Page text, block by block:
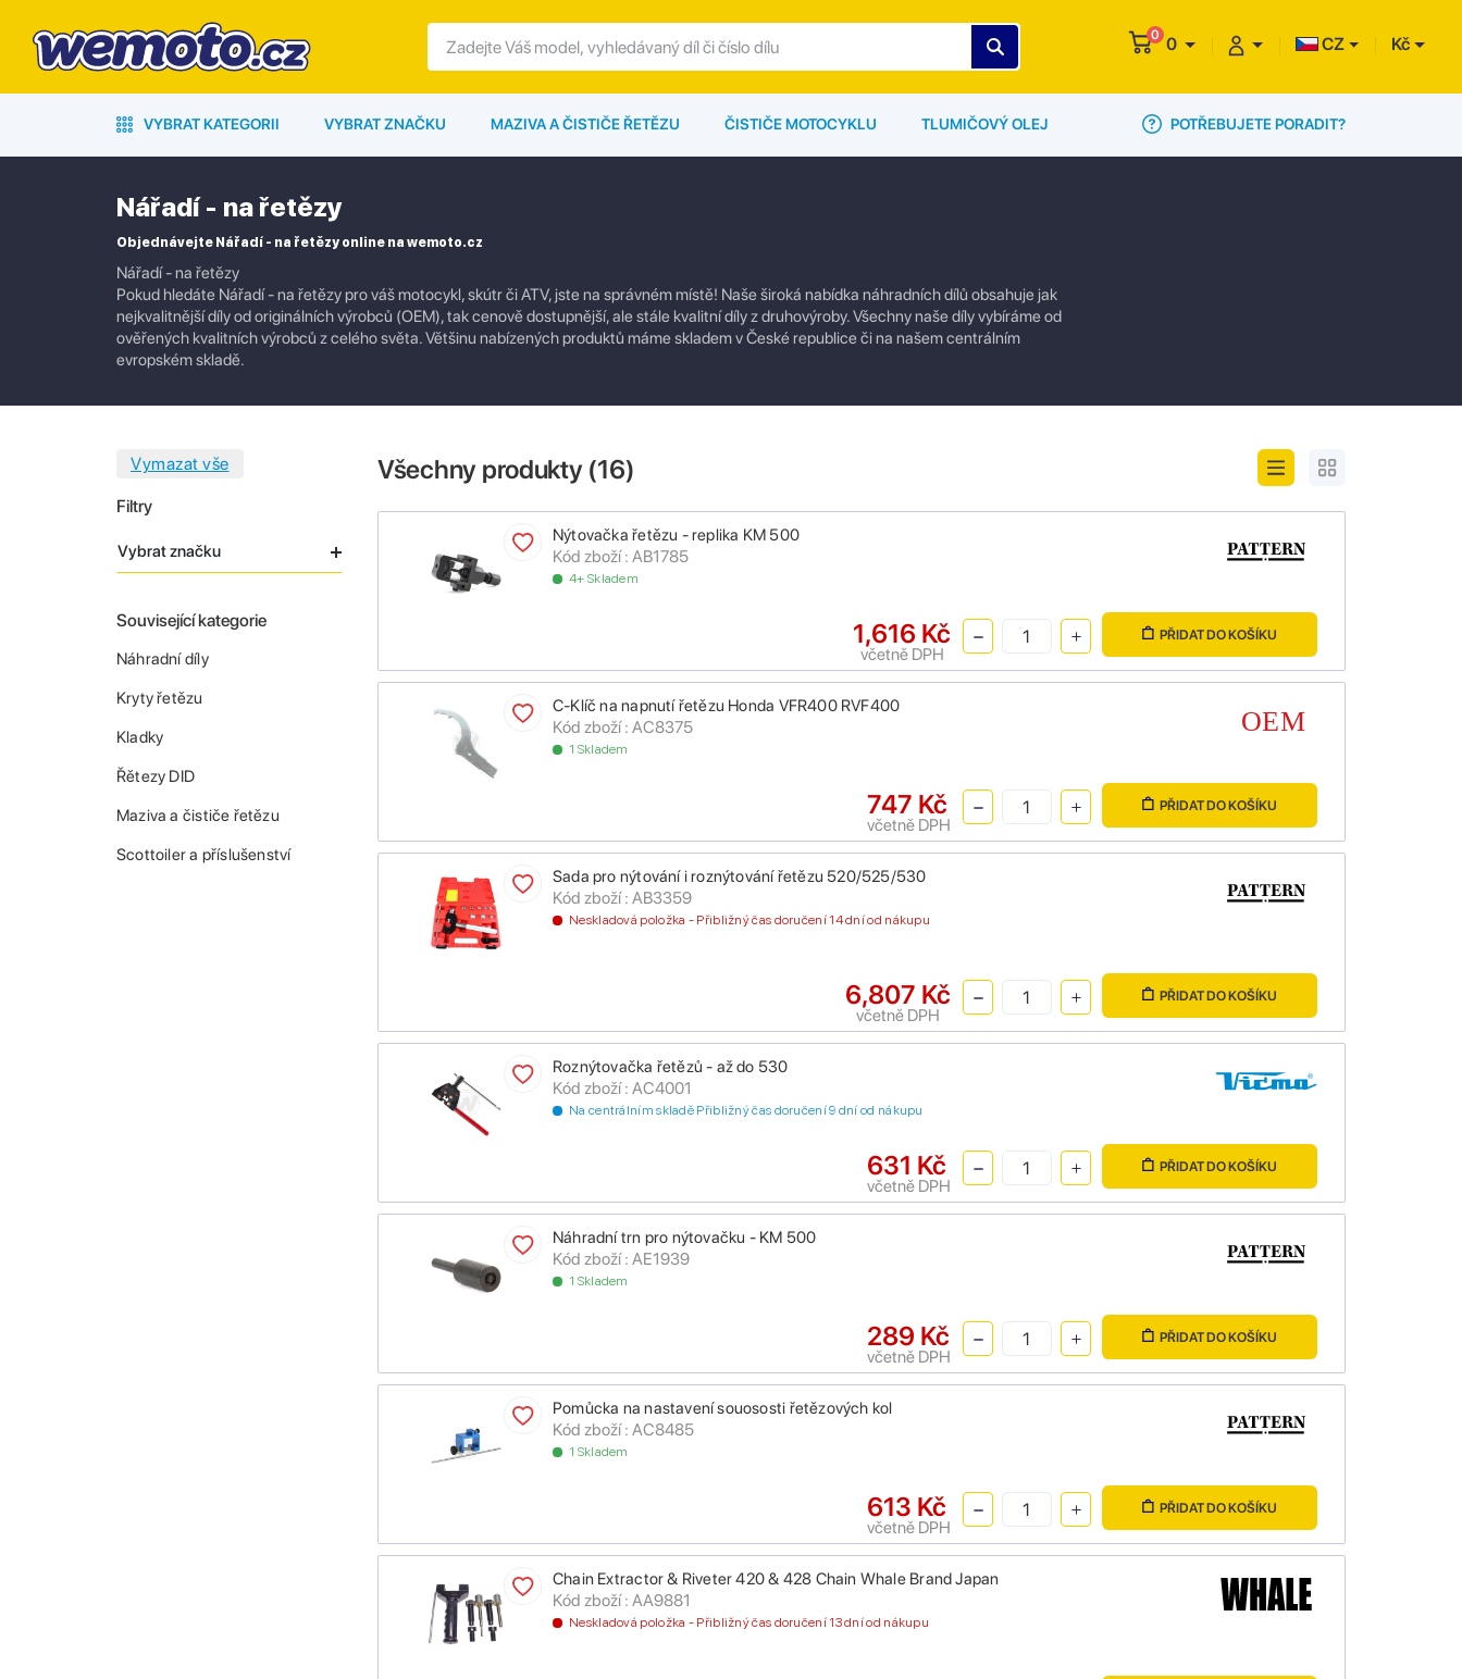
0 0 CZ Kč
VYBRAT KATEGORII VYBRAT ZNAČKU MAZIVA A ČISTIČE ŘETĚZU ČISTIČE MOTOCYKLU TLUMIČOVÝ OLEJ POTŘEBUJETE PORADIT?
Nářadí - na řetězy
Objednávejte Nářadí - na řetězy online na wemoto.cz
Nářadí - na řetězy
Pokud hledáte Nářadí - na řetězy pro váš motocykl, skútr či ATV, jste na správném místě! Naše široká nabídka náhradních dílů obsahuje jak
nejkvalitnější díly od originálních výrobců (OEM), tak cenově dostupnější, ale stále kvalitní díly z druhovýroby. Všechny naše díly vybíráme od
ověřených kvalitních výrobců z celého světa. Většinu nabízených produktů máme skladem v České republice či na našem centrálním
evropském skladě.
Filtry
Vybrat značku
Související kategorie
Náhradní díly
Kryty řetězu
Kladky
Řětezy DID
Maziva a čističe řetězu
Scottoiler a příslušenství
Všechny produkty (16)
Nýtovačka řetězu - replika KM 500
Kód zboží : AB1785
4+ Skladem
1,616 Kč
včetně DPH
PŘIDAT DO KOŠÍKU
C-Klíč na napnutí řetězu Honda VFR400 RVF400
Kód zboží : AC8375
1 Skladem
747 Kč
včetně DPH
PŘIDAT DO KOŠÍKU
Sada pro nýtování i roznýtování řetězu 520/525/530
Kód zboží : AB3359
Neskladová položka - Přibližný čas doručení 14 dní od nákupu
6,807 Kč
včetně DPH
PŘIDAT DO KOŠÍKU
Roznýtovačka řetězů - až do 530
Kód zboží : AC4001
Na centrálním skladě Přibližný čas doručení 9 dní od nákupu
631 Kč
včetně DPH
PŘIDAT DO KOŠÍKU
Náhradní trn pro nýtovačku - KM 500
Kód zboží : AE1939
1 Skladem
289 Kč
včetně DPH
PŘIDAT DO KOŠÍKU
Pomůcka na nastavení souososti řetězových kol
Kód zboží : AC8485
1 Skladem
613 Kč
včetně DPH
PŘIDAT DO KOŠÍKU
Chain Extractor & Riveter 420 & 428 Chain Whale Brand Japan
Kód zboží : AA9881
Neskladová položka - Přibližný čas doručení 13 dní od nákupu